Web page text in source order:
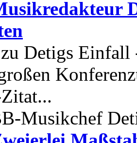
Detigs Einfall
Musikchef